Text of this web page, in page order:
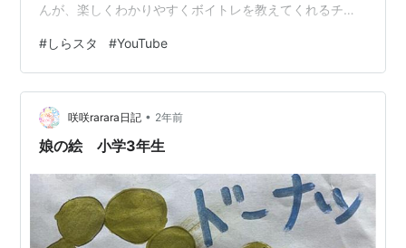
んが、楽しくわかりやすくボイトレを教えてくれるチャ
しらさんのこと知ってる？ 知らなかったら、この記事で
たっぷり紹介するから安心してね！ ■動画内容 『しらス
タ【歌唱力向上委員会】』は、歌が上手くなりたい人向
けに、 超実践的なボイストレーニング方法を紹介してく
れるチャンネルだよ！ たとえば、人気曲を題材にして、
#しらスタ #YouTube
咲咲rarara日記 • 2年前
娘の絵 小学3年生